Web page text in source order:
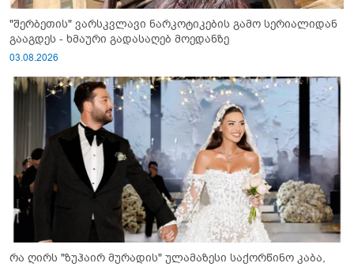
"შერბეთის" ვარსკვლავი ნარკოტიკების გამო სერიალიდან
გააგდეს - ხმაური გადასაღებ მოედანზე
03.08.2026
რა ღირს "ზუჰაირ მურადის" ულამაზესი საქორწინო კაბა,